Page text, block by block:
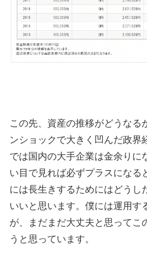
この先、資産の推移がどうなる
ンショックで大きく凹んだ政界
では国内の大手企業は金余りに
い目で見れば必ずプラスになる
には長生きするためにはどうし
いいと思います。僕には運用す
が、まだまだ大丈夫と思ってこ
うと思っています。